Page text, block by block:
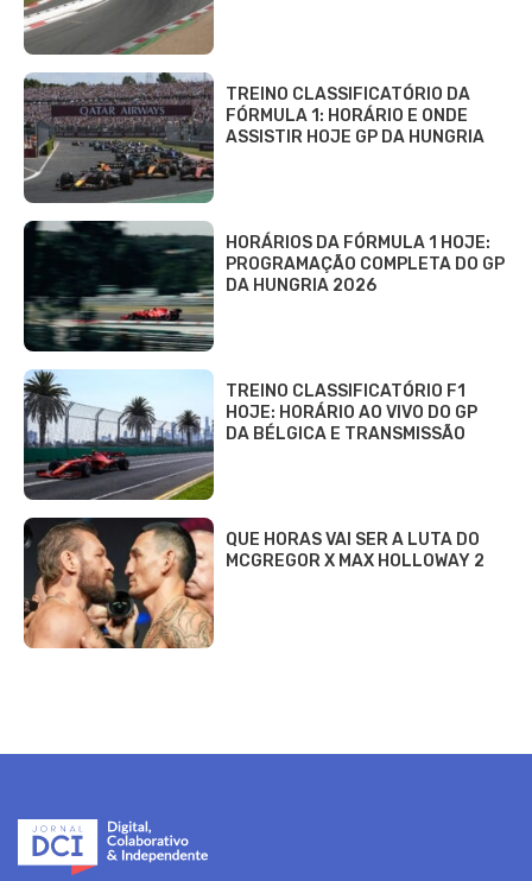
TREINO CLASSIFICATÓRIO DA
FÓRMULA 1: HORÁRIO E ONDE
ASSISTIR HOJE GP DA HUNGRIA
HORÁRIOS DA FÓRMULA 1 HOJE:
PROGRAMAÇÃO COMPLETA DO GP
DA HUNGRIA 2026
TREINO CLASSIFICATÓRIO F1
HOJE: HORÁRIO AO VIVO DO GP
DA BÉLGICA E TRANSMISSÃO
QUE HORAS VAI SER A LUTA DO
MCGREGOR X MAX HOLLOWAY 2